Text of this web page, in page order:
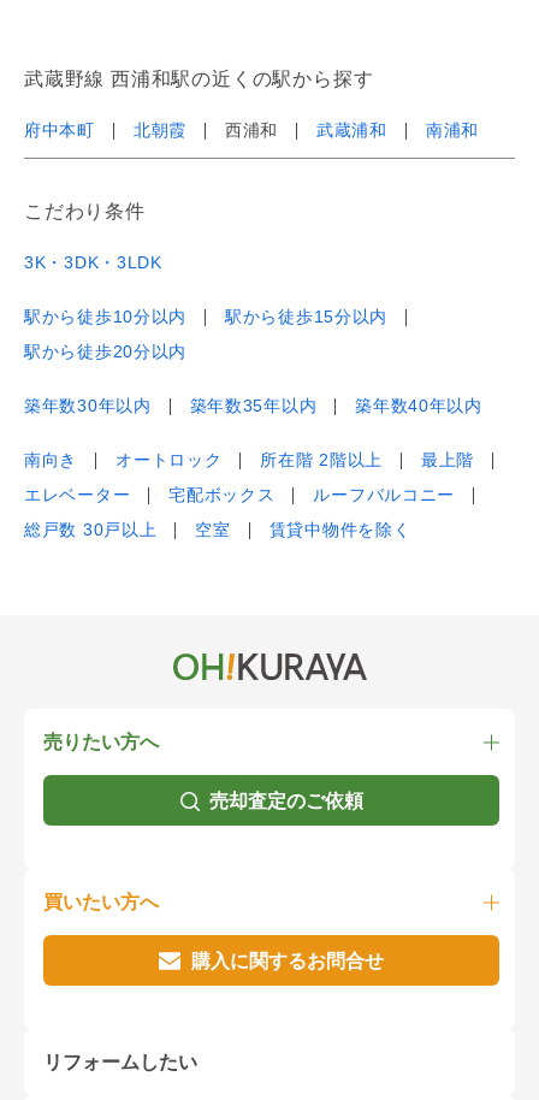
武蔵野線 西浦和駅の近くの駅から探す
府中本町 北朝霞 西浦和 武蔵浦和 南浦和
こだわり条件
3K・3DK・3LDK
駅から徒歩10分以内
駅から徒歩15分以内
駅から徒歩20分以内
築年数30年以内 築年数35年以内 築年数40年以内
南向き オートロック 所在階 2階以上
最上階
エレベーター
宅配ボックス
ルーフバルコニー
総戸数 30戸以上
空室 賃貸中物件を除く
売りたい方へ
売却査定のご依頼
買いたい方へ
購入に関するお問合せ
リフォームしたい